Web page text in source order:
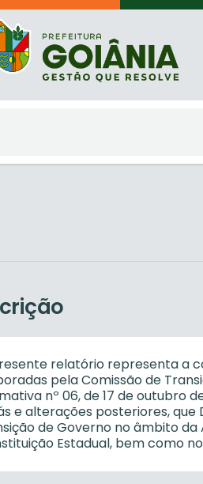
relatório representa a
pela Comissão de
nº 06, de 17 de outubro
e alterações posteriores,
de Governo no âmbito da
Estadual, bem como